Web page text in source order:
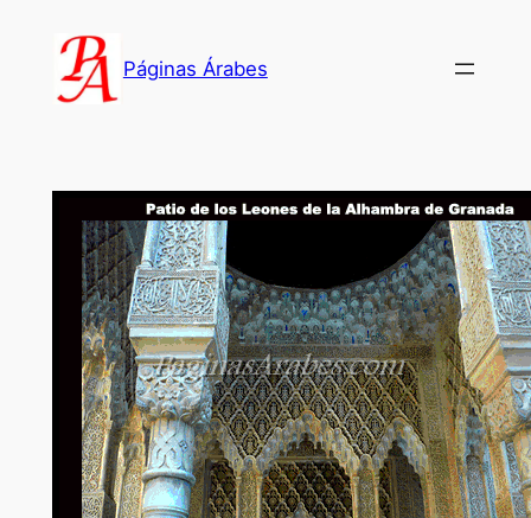
contenido
Páginas Árabes